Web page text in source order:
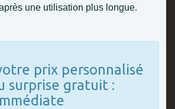
une utilisation plus longue.
prix personnalisé
surprise gratuit :